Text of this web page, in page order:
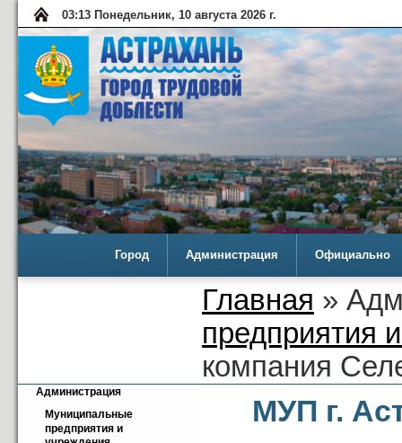
03:13 Понедельник, 10 августа 2026 г.
Город Администрация Официально
Главная »
предприятия
компания
Администрация
Муниципальные
предприятия и
МУП г.